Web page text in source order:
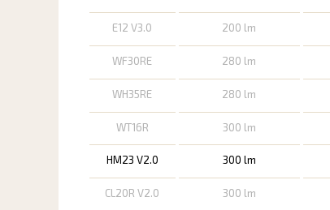
E12 V3.0 200 lm
WF30RE
280 lm
WH35RE
280 lm
WT16R
300 lm
HM23 V2.0 300 lm
CL20R V2.0
300 lm